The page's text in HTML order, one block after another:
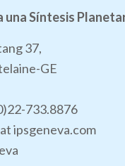
Síntesis
37,
GE
733.8876
ipsgeneva.com